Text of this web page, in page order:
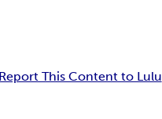
Report This Content to Lulu